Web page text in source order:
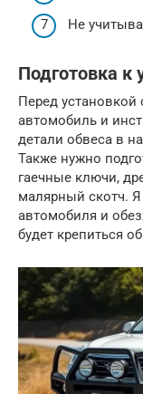
Не
Подготовка к
Перед установкой
автомобиль и
детали обвеса в
Также нужно
гаечные ключи,
малярный скотч.
автомобиля и
будет крепиться